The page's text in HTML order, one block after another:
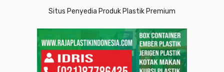
Situs Penyedia Produk Plastik Premium